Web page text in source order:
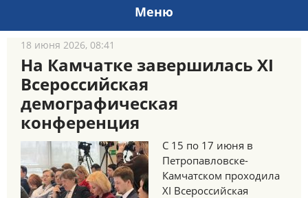
Меню
18 июня 2026, 08:41
На Камчатке завершилась XI
Всероссийская
демографическая
конференция
С 15 по 17 июня в
Петропавловске-
Камчатском проходила
XI Всероссийская